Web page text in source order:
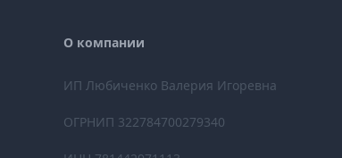
О компании
ИП Любиченко Валерия Игоревна
ОГРНИП 322784700279340